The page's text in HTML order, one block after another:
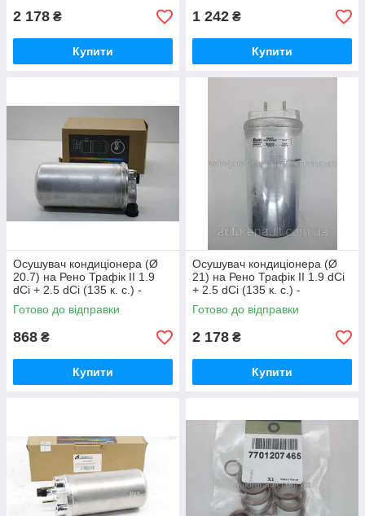
2 178 ₴
Купити
1 242 ₴
Купити
Осушувач кондиціонера (Ø
20.7) на Рено Трафік II 1.9
dCi + 2.5 dCi (135 к. с.) -
THERMOTEC KTT120005
Готово до відправки
868 ₴
Купити
Осушувач кондиціонера (Ø
21) на Рено Трафік II 1.9 dCi
+ 2.5 dCi (135 к. с.) -
NISSENS (Данія) 95461
Готово до відправки
2 178 ₴
Купити